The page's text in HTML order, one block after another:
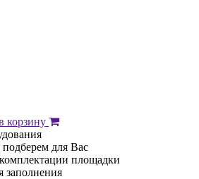
корзину
для Вас
площадки
заполнения